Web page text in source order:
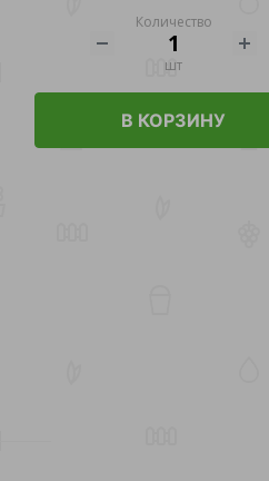
Количество
шт
В КОРЗИНУ